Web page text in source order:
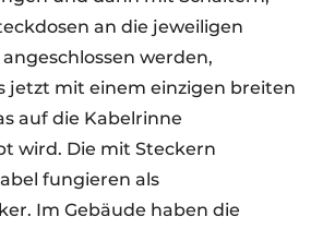
an die jeweiligen
werden,
jetzt mit einem einzigen breiten
auf die Kabelrinne
wird. Die mit Steckern
fungieren als
Im Gebäude haben die